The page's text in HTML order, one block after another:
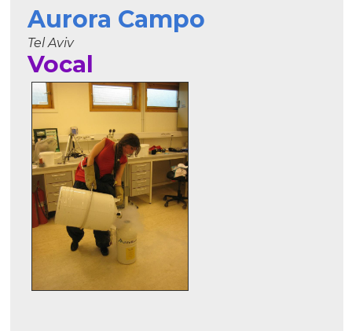
Aurora Campo
Tel Aviv
Vocal